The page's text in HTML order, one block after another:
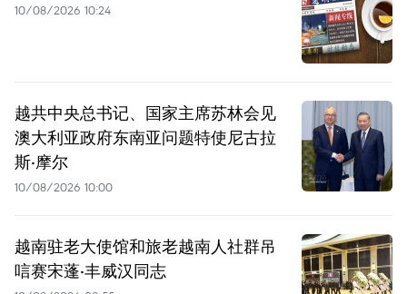
10/08/2026 10:24
越共中央总书记、国家主席苏林会见
澳大利亚政府东南亚问题特使尼古拉
斯·摩尔
10/08/2026 10:00
越南驻老大使馆和旅老越南人社群吊
唁赛宋蓬·丰威汉同志